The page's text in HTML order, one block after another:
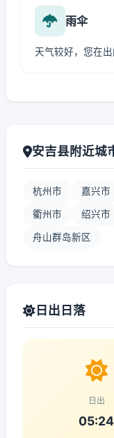
雨伞
天气较好，您在出
安吉县附近城
杭州市 嘉兴市
衢州市 绍兴市
舟山群岛新区
日出日落
日出
05:24